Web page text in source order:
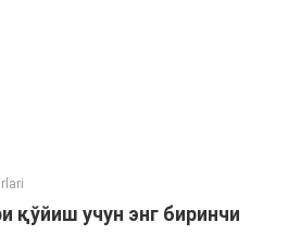
қўйиш учун энг биринчи